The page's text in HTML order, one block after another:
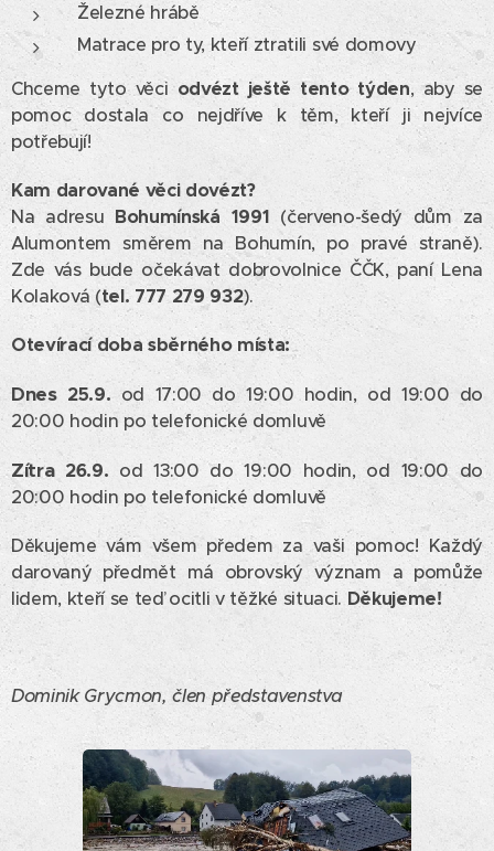
Železné hrábě
Matrace pro ty, kteří ztratili své domovy
Chceme tyto věciodvézt ještě tento týden, aby se
pomoc dostala co nejdříve k těm, kteří ji nejvíce
potřebují!
Kam darované věci dovézt?
Na adresu Bohumínská 1991 (červeno-šedý dům za
Alumontem směrem na Bohumín, po pravé straně).
Zde vás bude očekávat dobrovolnice ČČK, paní Lena
Kolaková (tel. 777 279 932).
Otevírací doba sběrného místa:
Dnes 25.9. od 17:00 do 19:00 hodin, od 19:00 do
20:00 hodin po telefonické domluvě
Zítra 26.9. od 13:00 do 19:00 hodin, od 19:00 do
20:00 hodin po telefonické domluvě
Děkujeme vám všem předem za vaši pomoc! Každý
darovaný předmět má obrovský význam a pomůže
lidem, kteří se teď ocitli v těžké situaci. Děkujeme!
Dominik Grycmon, člen představenstva